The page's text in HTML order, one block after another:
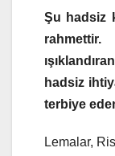
Şu hadsiz
hadsiz
terbiye
Lemalar,